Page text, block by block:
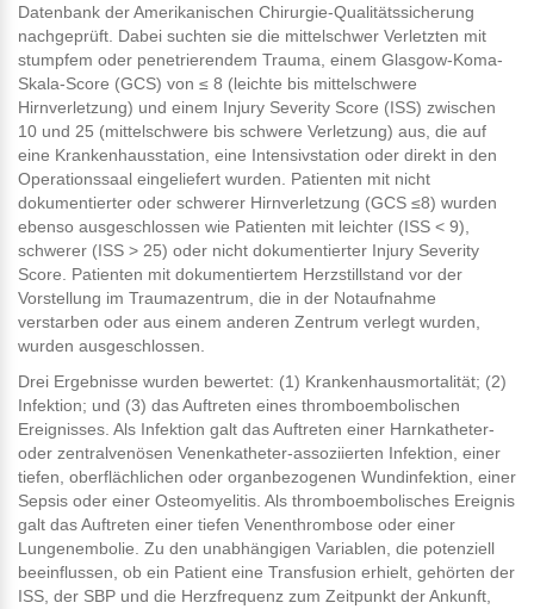
Datenbank der Amerikanischen Chirurgie-Qualitätssicherung
nachgeprüft. Dabei suchten sie die mittelschwer Verletzten mit
stumpfem oder penetrierendem Trauma, einem Glasgow-Koma-
Skala-Score (GCS) von ≤ 8 (leichte bis mittelschwere
Hirnverletzung) und einem Injury Severity Score (ISS) zwischen
10 und 25 (mittelschwere bis schwere Verletzung) aus, die auf
eine Krankenhausstation, eine Intensivstation oder direkt in den
Operationssaal eingeliefert wurden. Patienten mit nicht
dokumentierter oder schwerer Hirnverletzung (GCS ≤8) wurden
ebenso ausgeschlossen wie Patienten mit leichter (ISS < 9),
schwerer (ISS > 25) oder nicht dokumentierter Injury Severity
Score. Patienten mit dokumentiertem Herzstillstand vor der
Vorstellung im Traumazentrum, die in der Notaufnahme
verstarben oder aus einem anderen Zentrum verlegt wurden,
wurden ausgeschlossen.
Drei Ergebnisse wurden bewertet: (1) Krankenhausmortalität; (2)
Infektion; und (3) das Auftreten eines thromboembolischen
Ereignisses. Als Infektion galt das Auftreten einer Harnkatheter-
oder zentralvenösen Venenkatheter-assoziierten Infektion, einer
tiefen, oberflächlichen oder organbezogenen Wundinfektion, einer
Sepsis oder einer Osteomyelitis. Als thromboembolisches Ereignis
galt das Auftreten einer tiefen Venenthrombose oder einer
Lungenembolie. Zu den unabhängigen Variablen, die potenziell
beeinflussen, ob ein Patient eine Transfusion erhielt, gehörten der
ISS, der SBP und die Herzfrequenz zum Zeitpunkt der Ankunft,